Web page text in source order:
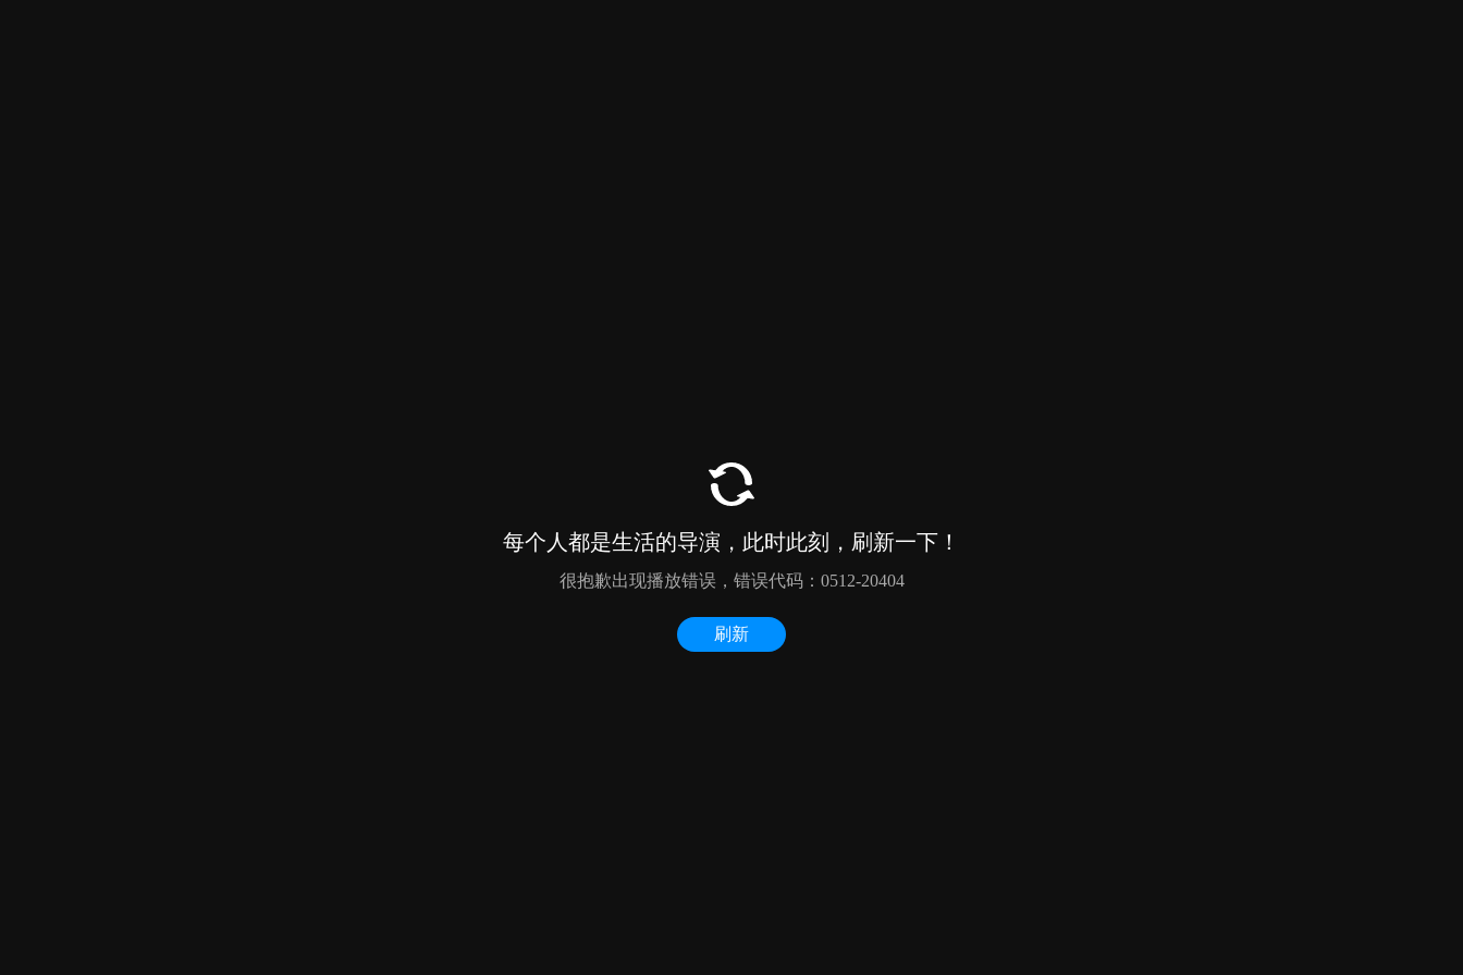
每个人都是生活的导演，此时此刻，刷新一下！
很抱歉出现播放错误，错误代码：0512-20404
刷新